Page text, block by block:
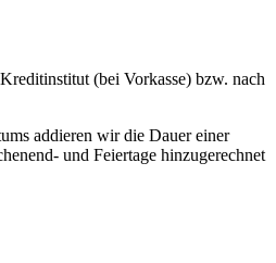
(bei Vorkasse) bzw. nach
addieren wir die Dauer einer
und Feiertage hinzugerechnet